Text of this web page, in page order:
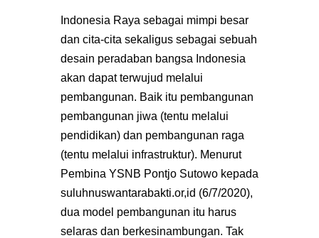
Indonesia Raya sebagai mimpi besar
dan cita-cita sekaligus sebagai sebuah
desain peradaban bangsa Indonesia
akan dapat terwujud melalui
pembangunan. Baik itu pembangunan
pembangunan jiwa (tentu melalui
pendidikan) dan pembangunan raga
(tentu melalui infrastruktur). Menurut
Pembina YSNB Pontjo Sutowo kepada
suluhnuswantarabakti.or,id (6/7/2020),
dua model pembangunan itu harus
selaras dan berkesinambungan. Tak